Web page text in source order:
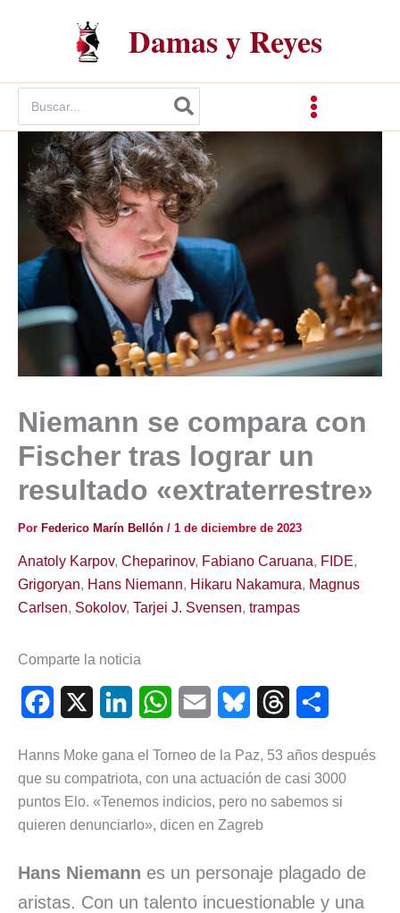
Damas y Reyes
por:
Niemann se compara con
Fischer tras lograr un
resultado «extraterrestre»
Por Federico Marín Bellón / 1 de diciembre de 2023
Anatoly Karpov, Cheparinov, Fabiano Caruana, FIDE,
Grigoryan, Hans Niemann, Hikaru Nakamura, Magnus
Carlsen, Sokolov, Tarjei J. Svensen, trampas
Comparte la noticia
e
b
k
e
W
t
s l
e
s
y
e
d
s
p
r
Hanns Moke gana el Torneo de la Paz, 53 años después
que su compatriota, con una actuación de casi 3000
puntos Elo. «Tenemos indicios, pero no sabemos si
quieren denunciarlo», dicen en Zagreb
Hans Niemann es un personaje plagado de
aristas. Con un talento incuestionable y una